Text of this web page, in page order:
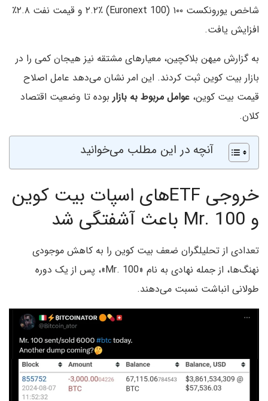
شاخص یورونکست ۱۰۰ (Euronext 100) ۲.۲٪ و قیمت نفت ۲.۸٪
افزایش یافت.
به گزارش میهن بلاکچین، معیارهای مشتقه نیز هیجان کمی را در
بازار بیت کوین ثبت کردند. این امر نشان می‌دهد عامل اصلاح
قیمت بیت کوین، عوامل مربوط به بازار بوده تا وضعیت اقتصاد
کلان.
آنچه در این مطلب می‌خوانید
خروجی ETFهای اسپات بیت کوین
و Mr. 100 باعث آشفتگی شد
تعدادی از تحلیلگران ضعف بیت کوین را به کاهش موجودی
نهنگ‌ها، از جمله نهادی به نام «Mr. 100»، پس از یک دوره
طولانی انباشت نسبت می‌دهند.